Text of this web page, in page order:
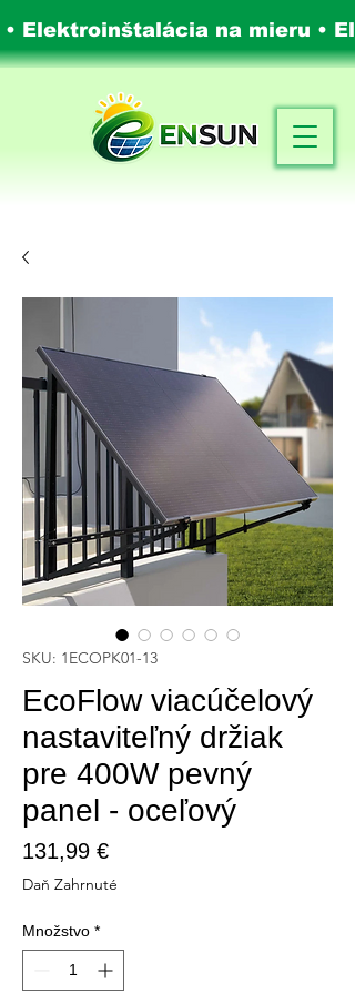
Elektroinštalácia na mieru •
SKU: 1ECOPK01-13
EcoFlow viacúčelový
nastaviteľný držiak
pre 400W pevný
panel - oceľový
131,99 €Price
Daň Zahrnuté
Množstvo *